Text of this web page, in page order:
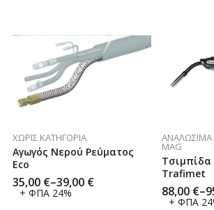
ΧΩΡΊΣ ΚΑΤΗΓΟΡΊΑ
Αγωγός Νερού Ρεύματος
Eco
35,00 €–39,00 €
+ ΦΠΑ 24%
ΑΝΑΛΏΣΙΜΑ
MAG
Τσιμπίδα
Trafimet
88,00 €–
+ ΦΠΑ